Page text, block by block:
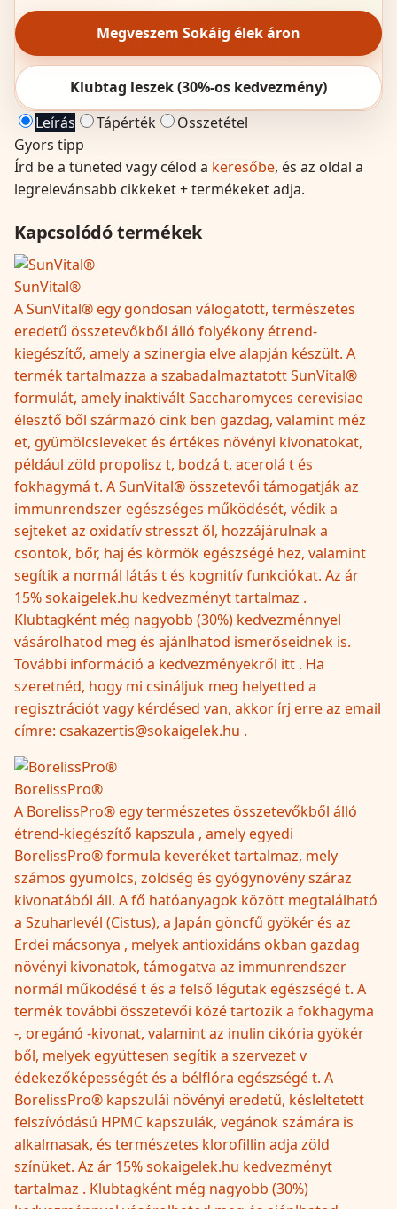
Megveszem Sokáig élek áron
Klubtag leszek (30%-os kedvezmény)
Leírás
Tápérték
Összetétel
Gyors tipp
Írd be a tüneted vagy célod a keresőbe, és az oldal a
legrelevánsabb cikkeket + termékeket adja.
Kapcsolódó termékek
SunVital®
A SunVital® egy gondosan válogatott, természetes
eredetű összetevőkből álló folyékony étrend-
kiegészítő, amely a szinergia elve alapján készült. A
termék tartalmazza a szabadalmaztatott SunVital®
formulát, amely inaktivált Saccharomyces cerevisiae
élesztő ből származó cink ben gazdag, valamint méz
et, gyümölcsleveket és értékes növényi kivonatokat,
például zöld propolisz t, bodzá t, acerolá t és
fokhagymá t. A SunVital® összetevői támogatják az
immunrendszer egészséges működését, védik a
sejteket az oxidatív stresszt ől, hozzájárulnak a
csontok, bőr, haj és körmök egészségé hez, valamint
segítik a normál látás t és kognitív funkciókat. Az ár
15% sokaigelek.hu kedvezményt tartalmaz .
Klubtagként még nagyobb (30%) kedvezménnyel
vásárolhatod meg és ajánlhatod ismerőseidnek is.
További információ a kedvezményekről itt . Ha
szeretnéd, hogy mi csináljuk meg helyetted a
regisztrációt vagy kérdésed van, akkor írj erre az email
címre: csakazertis@sokaigelek.hu .
BorelissPro®
A BorelissPro® egy természetes összetevőkből álló
étrend-kiegészítő kapszula , amely egyedi
BorelissPro® formula keveréket tartalmaz, mely
számos gyümölcs, zöldség és gyógynövény száraz
kivonatából áll. A fő hatóanyagok között megtalálható
a Szuharlevél (Cistus), a Japán göncfű gyökér és az
Erdei mácsonya , melyek antioxidáns okban gazdag
növényi kivonatok, támogatva az immunrendszer
normál működésé t és a felső légutak egészségé t. A
termék további összetevői közé tartozik a fokhagyma
-, oregánó -kivonat, valamint az inulin cikória gyökér
ből, melyek együttesen segítik a szervezet v
édekezőképességét és a bélflóra egészségé t. A
BorelissPro® kapszulái növényi eredetű, késleltetett
felszívódású HPMC kapszulák, vegánok számára is
alkalmasak, és természetes klorofillin adja zöld
színüket. Az ár 15% sokaigelek.hu kedvezményt
tartalmaz . Klubtagként még nagyobb (30%)